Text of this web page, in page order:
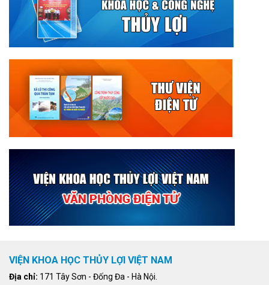
VIỆN KHOA HỌC THỦY LỢI VIỆT NAM
Địa chỉ: 171 Tây Sơn - Đống Đa - Hà Nội.